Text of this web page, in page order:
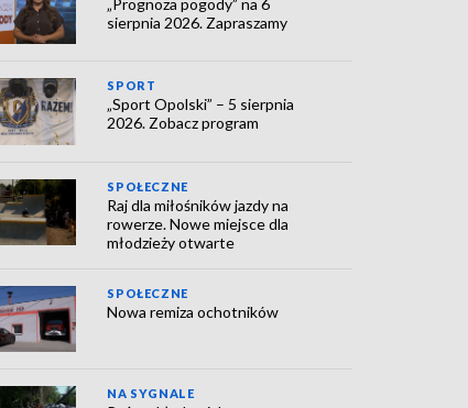
sierpnia 2026. Zapraszamy
SPORT
„Sport Opolski” – 5 sierpnia
2026. Zobacz program
SPOŁECZNE
Raj dla miłośników jazdy na
rowerze. Nowe miejsce dla
młodzieży otwarte
SPOŁECZNE
Nowa remiza ochotników
NA SYGNALE